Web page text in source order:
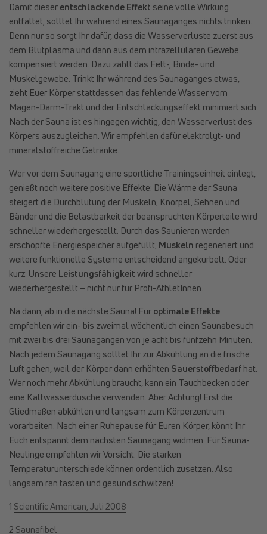
Damit dieser entschlackende Effekt seine volle Wirkung
entfaltet, solltet Ihr während eines Saunaganges nichts trinken.
Denn nur so sorgt Ihr dafür, dass die Wasserverluste zuerst aus
dem Blutplasma und dann aus dem intrazellulären Gewebe
kompensiert werden. Dazu zählt das Fett-, Binde- und
Muskelgewebe. Trinkt Ihr während des Saunaganges etwas,
zieht Euer Körper stattdessen das fehlende Wasser vom
Magen-Darm-Trakt und der Entschlackungseffekt minimiert sich.
Nach der Sauna ist es hingegen wichtig, den Wasserverlust des
Körpers auszugleichen. Wir empfehlen dafür elektrolyt- und
mineralstoffreiche Getränke.
Wer vor dem Saunagang eine sportliche Trainingseinheit einlegt,
genießt noch weitere positive Effekte: Die Wärme der Sauna
steigert die Durchblutung der Muskeln, Knorpel, Sehnen und
Bänder und die Belastbarkeit der beanspruchten Körperteile wird
schneller wiederhergestellt. Durch das Saunieren werden
erschöpfte Energiespeicher aufgefüllt, Muskeln regeneriert und
weitere funktionelle Systeme entscheidend angekurbelt. Oder
kurz: Unsere Leistungsfähigkeit wird schneller
wiederhergestellt – nicht nur für Profi-AthletInnen.
Na dann, ab in die nächste Sauna! Für optimale Effekte
empfehlen wir ein- bis zweimal wöchentlich einen Saunabesuch
mit zwei bis drei Saunagängen von je acht bis fünfzehn Minuten.
Nach jedem Saunagang solltet Ihr zur Abkühlung an die frische
Luft gehen, weil der Körper dann erhöhten Sauerstoffbedarf hat.
Wer noch mehr Abkühlung braucht, kann ein Tauchbecken oder
eine Kaltwasserdusche verwenden. Aber Achtung! Erst die
Gliedmaßen abkühlen und langsam zum Körperzentrum
vorarbeiten. Nach einer Ruhepause für Euren Körper, könnt Ihr
Euch entspannt dem nächsten Saunagang widmen. Für Sauna-
Neulinge empfehlen wir Vorsicht. Die starken
Temperaturunterschiede können ordentlich zusetzen. Also
langsam ran tasten und gesund schwitzen!
1 Scientific American, Juli 2008
2 Saunafibel